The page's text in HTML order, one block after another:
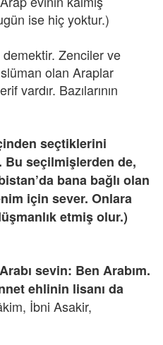
ise hiç yoktur.)
Zenciler ve
olan Araplar
vardır. Bazılarının
seçtiklerini
Bu seçilmişlerden de,
bana bağlı olan
için sever. Onlara
etmiş olur.)
sevin: Ben Arabım.
ehlinin lisanı da
İbni Asakir,